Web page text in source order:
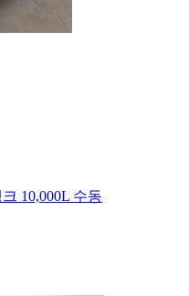
10,000L 수동